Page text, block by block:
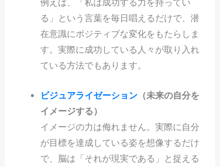
る」という言葉を毎日唱えるだけで、潜
在意識にポジティブな変化をもたらしま
す。実際に成功している人々が取り入れ
ている方法でもあります。
ビジュアライゼーション（未来の自分を
イメージする）
イメージの力は侮れません。実際に自分
が目標を達成している姿を想像するだけ
で、脳は「それが現実である」と捉える